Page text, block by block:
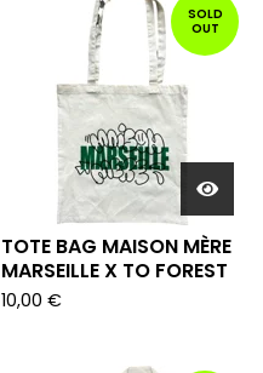
SOLD
OUT
TOTE BAG MAISON MÈRE
MARSEILLE X TO FOREST
10,00 €